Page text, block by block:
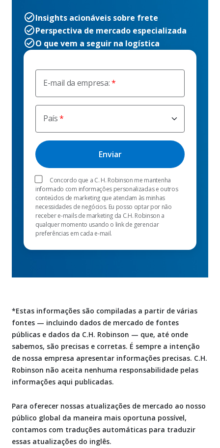
E-mail da empresa:
País
Concordo que a C. H. Robinson me mantenha
informado com informações personalizadas e outros
conteúdos de marketing que atendam às minhas
necessidades de negócios. Eu posso optar por não
receber e-mails de marketing da C.H. Robinson a
qualquer momento usando o link de gerenciar
preferências em cada e-mail.
Insights acionáveis sobre frete
Perspectiva de mercado especializada
O que vem a seguir na logística
*Estas informações são compiladas a partir de várias
fontes — incluindo dados de mercado de fontes
públicas e dados da C.H. Robinson — que, até onde
sabemos, são precisas e corretas. É sempre a intenção
de nossa empresa apresentar informações precisas. C.H.
Robinson não aceita nenhuma responsabilidade pelas
informações aqui publicadas.
Para oferecer nossas atualizações de mercado ao nosso
público global da maneira mais oportuna possível,
contamos com traduções automáticas para traduzir
essas atualizações do inglês.